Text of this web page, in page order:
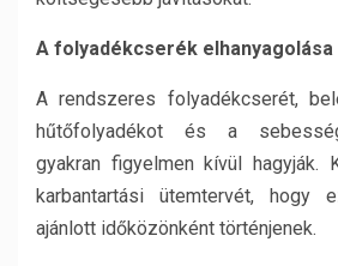
A folyadékcserék elhanyagolása
A rendszeres folyadékcserét,
hűtőfolyadékot és a
gyakran figyelmen kívül hagyják.
karbantartási ütemtervét, hogy
ajánlott időközönként történjenek.